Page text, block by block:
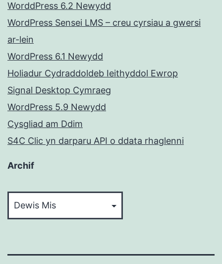
WorddPress 6.2 Newydd
WordPress Sensei LMS – creu cyrsiau a gwersi
ar-lein
WordPress 6.1 Newydd
Holiadur Cydraddoldeb Ieithyddol Ewrop
Signal Desktop Cymraeg
WordPress 5.9 Newydd
Cysgliad am Ddim
S4C Clic yn darparu API o ddata rhaglenni
Archif